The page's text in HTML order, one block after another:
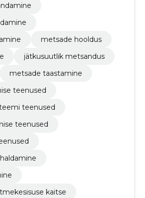
metsade hooldus
jätkusuutlik metsandus
metsade taastamine
teenused
teenused
teenused
kaitse